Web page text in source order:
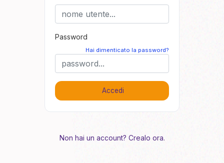
Password
Hai dimenticato la password?
Accedi
Non hai un account? Crealo ora.